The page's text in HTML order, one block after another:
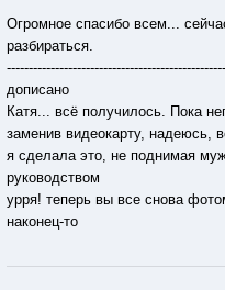
Огромное спасибо всем...
разбираться.
дописано
Катя... всё получилось. Пока
заменив видеокарту, надеюсь,
я сделала это, не поднимая
руководством
урря! теперь вы все снова
наконец-то